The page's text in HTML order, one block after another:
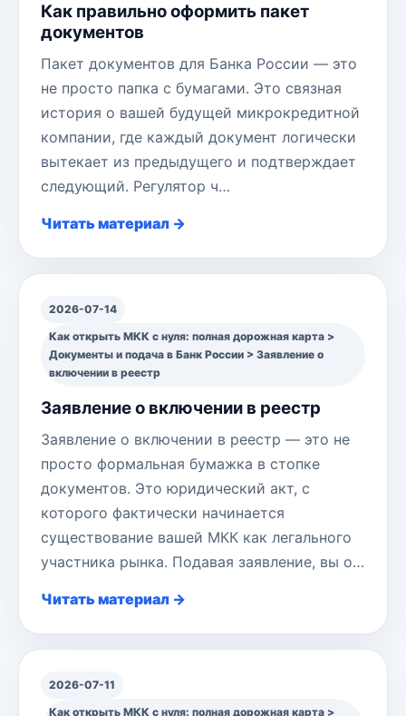
Как правильно оформить пакет
документов
Пакет документов для Банка России — это
не просто папка с бумагами. Это связная
история о вашей будущей микрокредитной
компании, где каждый документ логически
вытекает из предыдущего и подтверждает
следующий. Регулятор ч…
Читать материал →
2026-07-14
Как открыть МКК с нуля: полная дорожная карта >
Документы и подача в Банк России > Заявление о
включении в реестр
Заявление о включении в реестр
Заявление о включении в реестр — это не
просто формальная бумажка в стопке
документов. Это юридический акт, с
которого фактически начинается
существование вашей МКК как легального
участника рынка. Подавая заявление, вы о…
Читать материал →
2026-07-11
Как открыть МКК с нуля: полная дорожная карта >